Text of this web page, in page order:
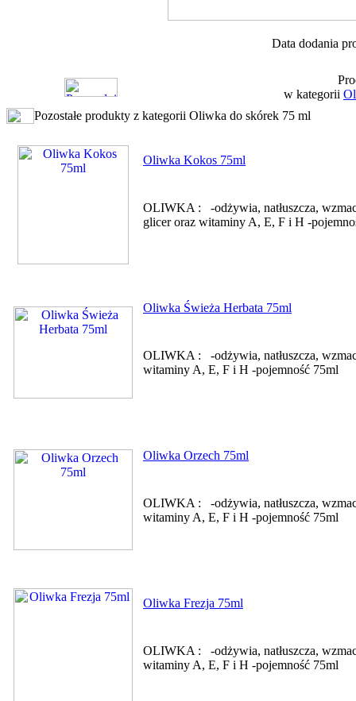
Data dodania
w kategorii
Pozostałe produkty z kategorii Oliwka do skórek 75 ml
Oliwka Kokos 75ml
OLIWKA : -odżywia, natłuszcza,
glicer oraz witaminy A, E, F i H -
Oliwka Świeża Herbata 75ml
OLIWKA : -odżywia, natłuszcza,
witaminy A, E, F i H -pojemność 75ml
Oliwka Orzech 75ml
OLIWKA : -odżywia, natłuszcza,
witaminy A, E, F i H -pojemność 75ml
Oliwka Frezja 75ml
OLIWKA : -odżywia, natłuszcza,
witaminy A, E, F i H -pojemność 75ml